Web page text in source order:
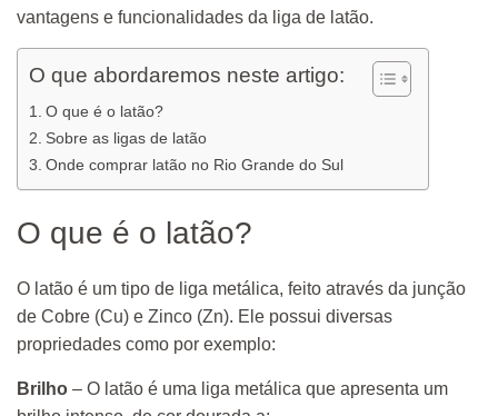
vantagens e funcionalidades da liga de latão.
O que abordaremos neste artigo:
O que é o latão?
Sobre as ligas de latão
Onde comprar latão no Rio Grande do Sul
O que é o latão?
O latão é um tipo de liga metálica, feito através da junção
de Cobre (Cu) e Zinco (Zn). Ele possui diversas
propriedades como por exemplo:
Brilho – O latão é uma liga metálica que apresenta um